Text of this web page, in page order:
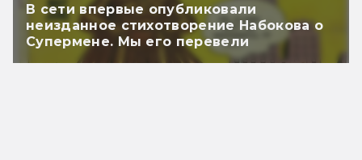
В сети впервые опубликовали
неизданное стихотворение Набокова о
Супермене. Мы его перевели